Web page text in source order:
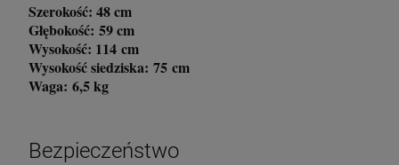
Szerokość: 48 cm
Głębokość: 59 cm
Wysokość: 114 cm
Wysokość siedziska: 75 cm
Waga: 6,5 kg
Bezpieczeństwo